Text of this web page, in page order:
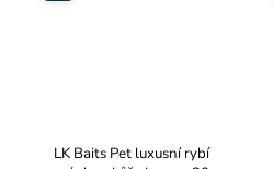
LK Baits Pet luxusní rybí